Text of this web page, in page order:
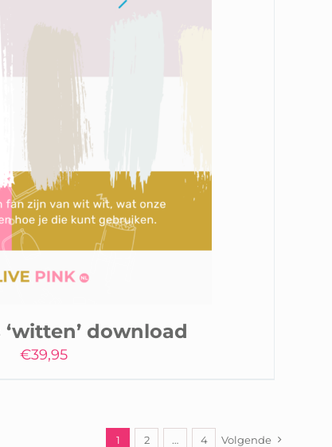
download
€39,95
1 2 … 4 Volgende